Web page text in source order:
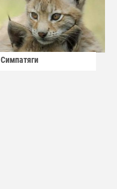
Симпатяги